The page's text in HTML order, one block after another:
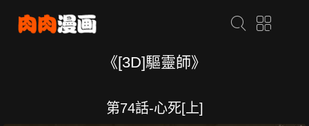
《[3D]驅靈師》
第74話-心死[上]